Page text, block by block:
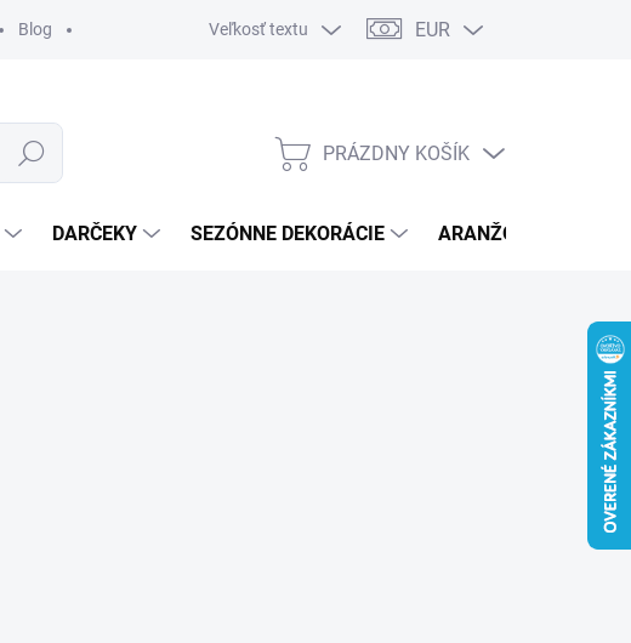
Blog Veľkosť textu EUR
Hľadať
NÁKUPNÝ
PRÁZDNY KOŠÍK
DARČEKY SEZÓNNE DEKORÁCIE ARANŽOVACÍ